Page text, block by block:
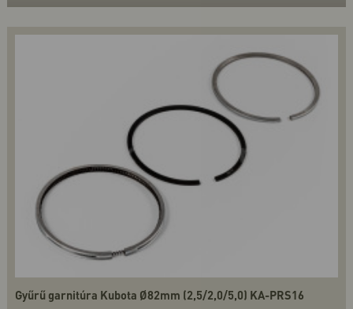
Gyűrű garnitúra Kubota Ø82mm (2,5/2,0/5,0) KA-PRS16